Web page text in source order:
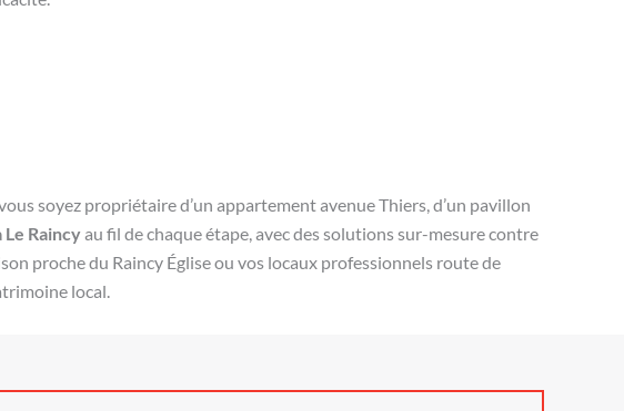
soyez propriétaire d’un appartement avenue Thiers, d’un pavillon
Raincyau fil de chaque étape, avec des solutions sur-mesure contre
proche du Raincy Église ou vos locaux professionnels route de
local.